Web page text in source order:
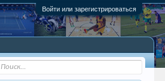
Войти или зарегистрироваться